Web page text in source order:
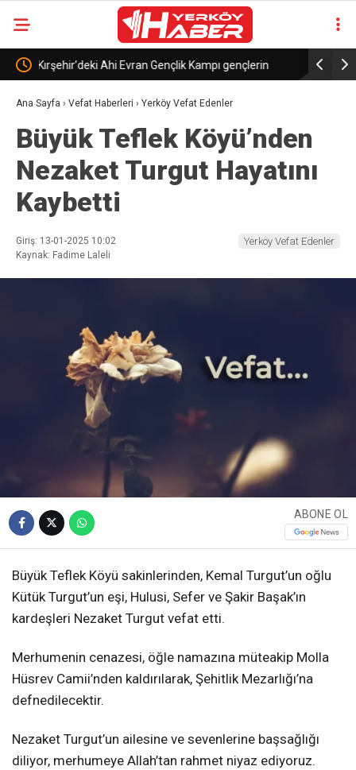
Kampı gençlerin Bakan Uraloğlu, Iraklı mevkidaşı El-Haseni ile
Ana Sayfa › Vefat Haberleri › Yerköy Vefat Edenler
Büyük Teflek Köyü’nden
Nezaket Turgut Hayatını
Kaybetti
Giriş: 13-01-2025 10:02
Kaynak: Fadime Laleli
Yerköy Vefat Edenler
ABONE OL
Büyük Teflek Köyü sakinlerinden, Kemal Turgut’un oğlu
Kütük Turgut’un eşi, Hulusi, Sefer ve Şakir Başak’ın
kardeşleri Nezaket Turgut vefat etti.
Merhumenin cenazesi, öğle namazına müteakip Molla
Hüsrev Camii’nden kaldırılarak, Şehitlik Mezarlığı’na
defnedilecektir.
Nezaket Turgut’un ailesine ve sevenlerine başsağlığı
diliyor, merhumeye Allah’tan rahmet niyaz ediyoruz.